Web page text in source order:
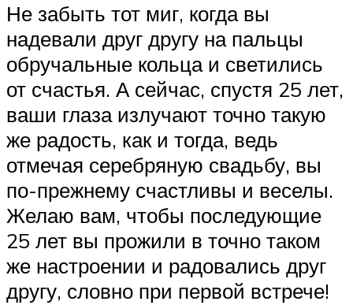
Не забыть тот миг, когда вы
надевали друг другу на пальцы
обручальные кольца и светились
от счастья. А сейчас, спустя 25 лет,
ваши глаза излучают точно такую
же радость, как и тогда, ведь
отмечая серебряную свадьбу, вы
по-прежнему счастливы и веселы.
Желаю вам, чтобы последующие
25 лет вы прожили в точно таком
же настроении и радовались друг
другу, словно при первой встрече!